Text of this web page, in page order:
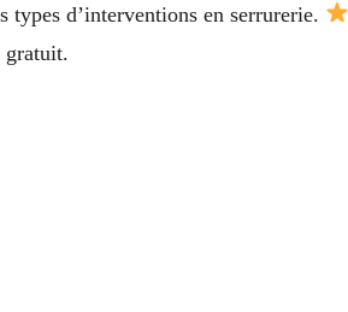
types d’interventions en serrurerie.
gratuit.